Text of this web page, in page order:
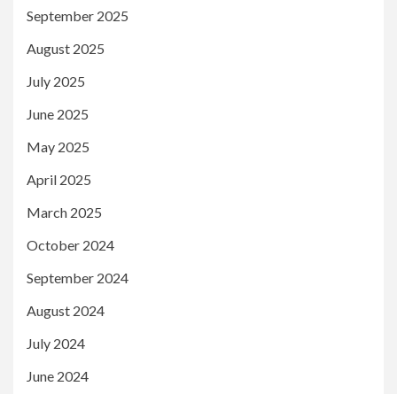
September 2025
August 2025
July 2025
June 2025
May 2025
April 2025
March 2025
October 2024
September 2024
August 2024
July 2024
June 2024